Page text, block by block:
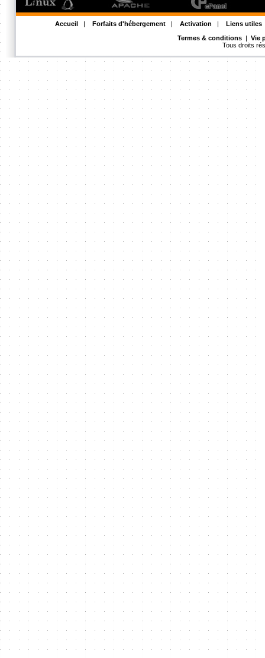
Accueil| Forfaits d'hébergement| Activation | Liens utiles
Termes & conditions| Vie
Tous droits